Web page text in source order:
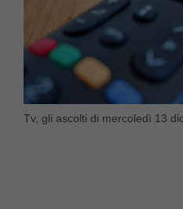
Tv, gli ascolti di mercoledì 13